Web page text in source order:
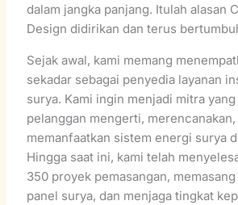
dalam jangka panjang. Itulah alasan
Design didirikan dan terus
Sejak awal, kami memang
sekadar sebagai penyedia layanan
surya. Kami ingin menjadi mitra
pelanggan mengerti, merencanakan,
memanfaatkan sistem energi surya
Hingga saat ini, kami telah
350 proyek pemasangan,
panel surya, dan menjaga tingkat